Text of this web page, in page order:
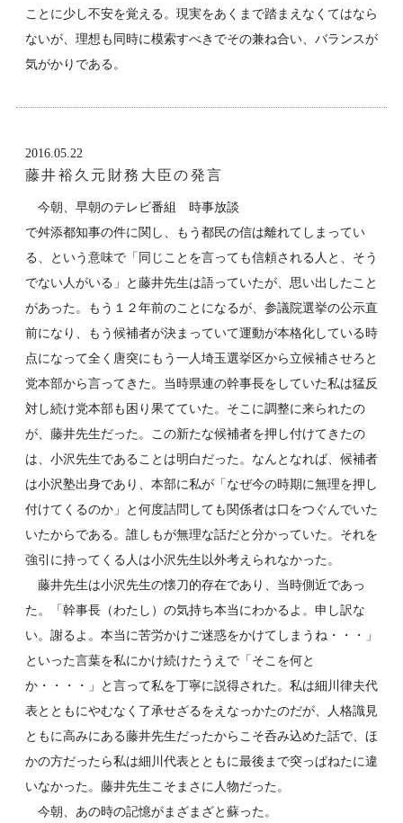
ことに少し不安を覚える。現実をあくまで踏まえなくてはなら
ないが、理想も同時に模索すべきでその兼ね合い、バランスが
気がかりである。
2016.05.22
藤井裕久元財務大臣の発言
今朝、早朝のテレビ番組 時事放談
で舛添都知事の件に関し、もう都民の信は離れてしまってい
る、という意味で「同じことを言っても信頼される人と、そう
でない人がいる」と藤井先生は語っていたが、思い出したこと
があった。もう１２年前のことになるが、参議院選挙の公示直
前になり、もう候補者が決まっていて運動が本格化している時
点になって全く唐突にもう一人埼玉選挙区から立候補させろと
党本部から言ってきた。当時県連の幹事長をしていた私は猛反
対し続け党本部も困り果てていた。そこに調整に来られたの
が、藤井先生だった。この新たな候補者を押し付けてきたの
は、小沢先生であることは明白だった。なんとなれば、候補者
は小沢塾出身であり、本部に私が「なぜ今の時期に無理を押し
付けてくるのか」と何度詰問しても関係者は口をつぐんでいた
いたからである。誰しもが無理な話だと分かっていた。それを
強引に持ってくる人は小沢先生以外考えられなかった。
藤井先生は小沢先生の懐刀的存在であり、当時側近であっ
た。「幹事長（わたし）の気持ち本当にわかるよ。申し訳な
い。謝るよ。本当に苦労かけご迷惑をかけてしまうね・・・」
といった言葉を私にかけ続けたうえで「そこを何と
か・・・・」と言って私を丁寧に説得された。私は細川律夫代
表とともにやむなく了承せざるをえなっかたのだが、人格識見
ともに高みにある藤井先生だったからこそ呑み込めた話で、ほ
かの方だったら私は細川代表とともに最後まで突っぱねたに違
いなかった。藤井先生こそまさに人物だった。
今朝、あの時の記憶がまざまざと蘇った。